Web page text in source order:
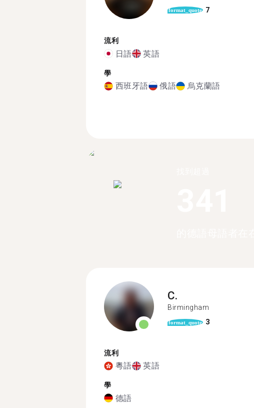
format_quote 7
流利
日語 英語
學
西班牙語 俄語 烏克蘭語
C.
Birmingham
format_quote 3
流利
粵語 英語
學
德語